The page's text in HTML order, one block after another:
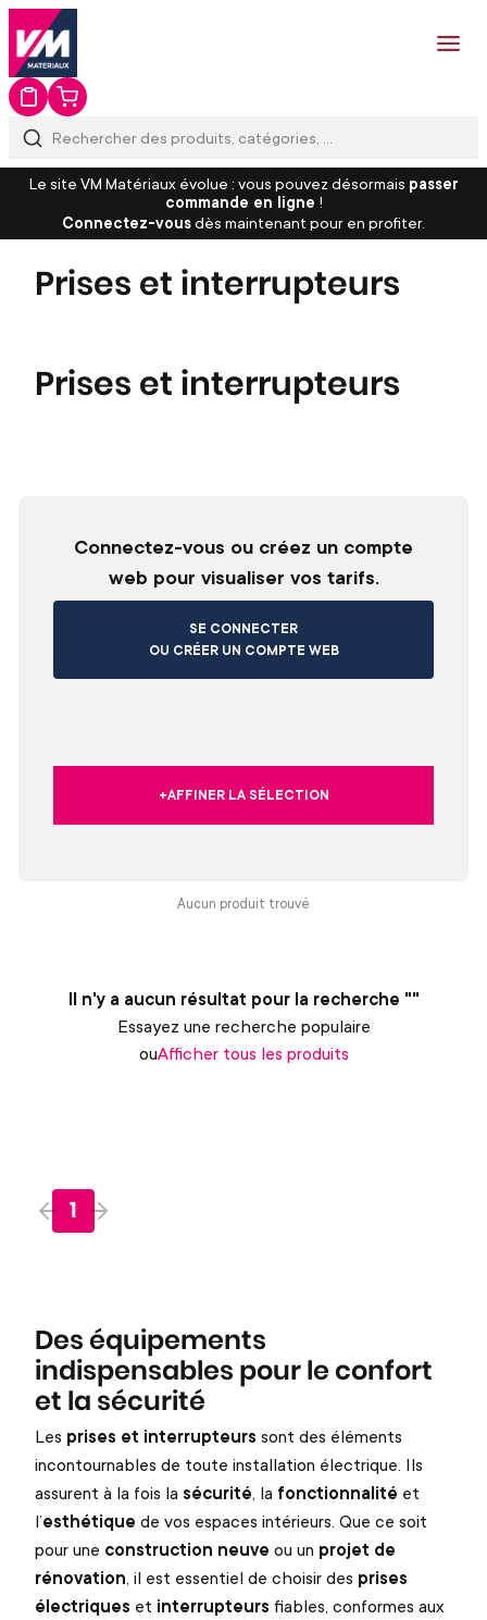
Le site VM Matériaux évolue : vous pouvez désormais passer
commande en ligne !
Connectez-vousdès maintenant pour en profiter.
Prises et interrupteurs
Prises et interrupteurs
Connectez-vous ou créez un compte
web pour visualiser vos tarifs.
SE CONNECTER
OU CRÉER UN COMPTE WEB
+AFFINER LA SÉLECTION
Aucun produit trouvé
Il n'y a aucun résultat pour la recherche ""
Essayez une recherche populaire
ouAfficher tous les produits
1
Des équipements
indispensables pour le confort
et la sécurité
Les prises et interrupteurs sont des éléments
incontournables de toute installation électrique. Ils
assurent à la fois la sécurité, la fonctionnalité et
l’esthétique de vos espaces intérieurs. Que ce soit
pour une construction neuve ou un projet de
rénovation, il est essentiel de choisir des prises
électriques et interrupteurs fiables, conformes aux